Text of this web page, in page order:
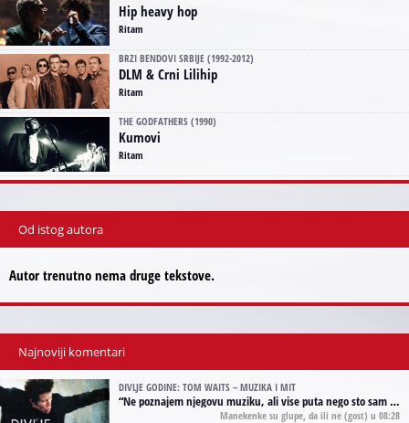
Hip heavy hop
Ritam
BRZI BENDOVI SRBIJE (1992-2012)
DLM & Crni Lilihip
Ritam
THE GODFATHERS (1990)
Kumovi
Ritam
Od istog autora
Autor trenutno nema druge tekstove.
Najnoviji komentari
DIVLJE GODINE: TOM WAITS – MUZIKA I MIT
“Ne poznajem njegovu muziku, ali vise puta nego sto sam to zazeleo gledao sam njegove umjetnicke slike na raznim stranama interneta. Te stoga zakljucujem da je Tom Waits Lady Gaga muzike namrstenih, ma
Manekenke su glupe, da ili ne (gost) u 08:28